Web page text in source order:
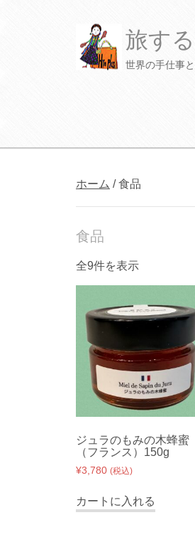
旅す
世界の手仕事
ホーム / 食品
食品
全9件を表示
ジュラのもみの木蜂蜜
（フランス）150g
¥3,780 (税込)
カートに入れる